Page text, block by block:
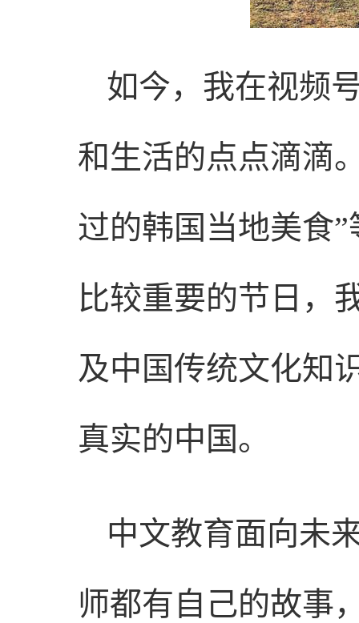
如今，我在视频
和生活的点点滴滴
过的韩国当地美食
比较重要的节日，
及中国传统文化知
真实的中国。
中文教育面向未
师都有自己的故事